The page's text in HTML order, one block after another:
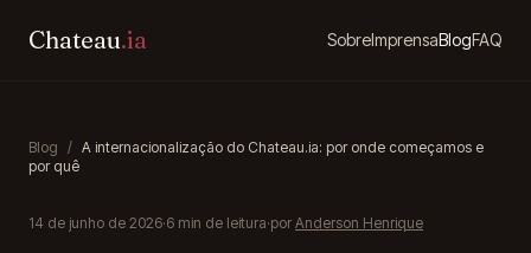
Chateau.ia SobreImprensaBlogFAQ
Blog / A internacionalização do Chateau.ia: por onde começamos e
por quê
14 de junho de 2026·6 min de leitura·por Anderson Henrique